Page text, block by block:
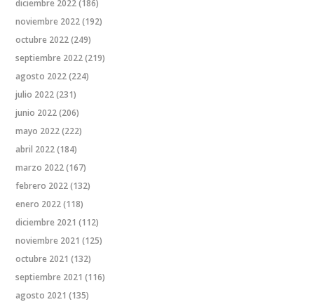
diciembre 2022(186)
noviembre 2022(192)
octubre 2022(249)
septiembre 2022(219)
agosto 2022(224)
julio 2022(231)
junio 2022(206)
mayo 2022(222)
abril 2022(184)
marzo 2022(167)
febrero 2022(132)
enero 2022(118)
diciembre 2021 (112)
noviembre 2021 (125)
octubre 2021 (132)
septiembre 2021 (116)
agosto 2021 (135)